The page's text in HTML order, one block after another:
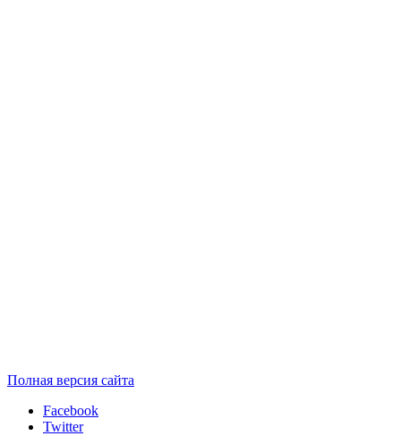
Полная версия сайта
Facebook
Twitter